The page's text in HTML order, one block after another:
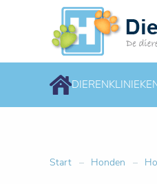
Start Honden